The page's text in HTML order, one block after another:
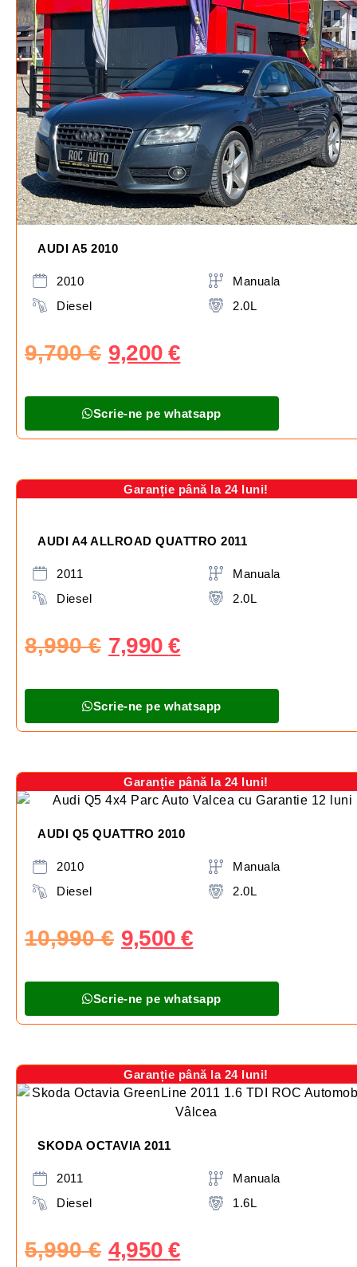
AUDI A5 2010
2010
Diesel
Manuala
2.0L
9,700€ 9,200€
Scrie-ne pe whatsapp
Garanție până la 24 luni!
AUDI A4 ALLROAD QUATTRO 2011
2011
Diesel
Manuala
2.0L
8,990€ 7,990€
Scrie-ne pe whatsapp
Garanție până la 24 luni!
AUDI Q5 QUATTRO 2010
2010
Diesel
Manuala
2.0L
10,990€ 9,500€
Scrie-ne pe whatsapp
Garanție până la 24 luni!
SKODA OCTAVIA 2011
2011
Diesel
Manuala
1.6L
5,990€ 4,950€